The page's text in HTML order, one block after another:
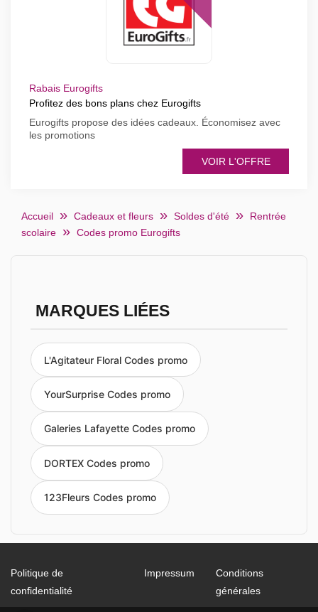
Rabais Eurogifts
Profitez des bons plans chez Eurogifts
Eurogifts propose des idées cadeaux. Économisez avec
les promotions
VOIR L'OFFRE
Accueil Cadeaux et fleurs Soldes d'été
Rentrée
scolaire
Codes promo Eurogifts
MARQUES LIÉES
L'Agitateur Floral Codes promo
YourSurprise Codes promo
Galeries Lafayette Codes promo
DORTEX Codes promo
123Fleurs Codes promo
Politique de
confidentialité
Impressum
Conditions
générales